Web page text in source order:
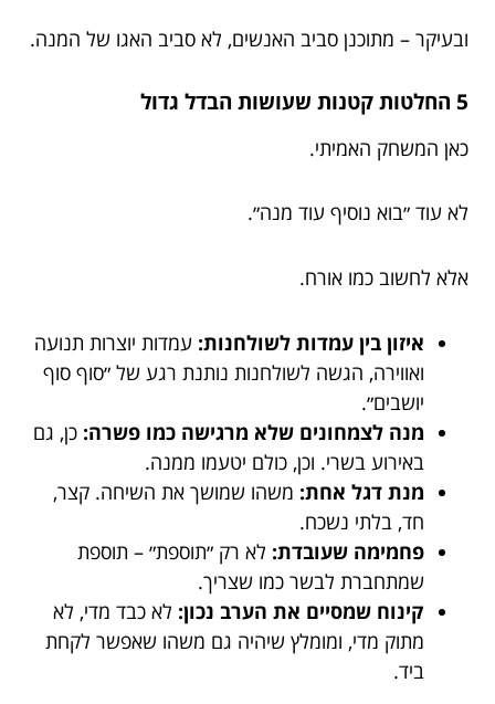
ובעיקר – מתוכנן סביב האנשים, לא סביב האגו של המנה.
5 החלטות קטנות שעושות הבדל גדול
כאן המשחק האמיתי.
לא עוד ״בוא נוסיף עוד מנה״.
אלא לחשוב כמו אורח.
איזון בין עמדות לשולחנות: עמדות יוצרות תנועה
ואווירה, הגשה לשולחנות נותנת רגע של ״סוף סוף
יושבים״.
מנה לצמחונים שלא מרגישה כמו פשרה: כן, גם
באירוע בשרי. וכן, כולם יטעמו ממנה.
מנת דגל אחת: משהו שמושך את השיחה. קצר,
חד, בלתי נשכח.
פחמימה שעובדת: לא רק ״תוספת״ – תוספת
שמתחברת לבשר כמו שצריך.
קינוח שמסיים את הערב נכון: לא כבד מדי, לא
מתוק מדי, ומומלץ שיהיה גם משהו שאפשר לקחת
ביד.